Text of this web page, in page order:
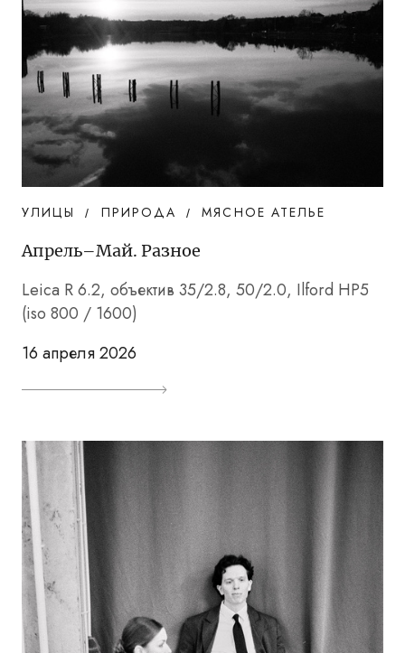
УЛИЦЫ ПРИРОДА МЯСНОЕ АТЕЛЬЕ
Апрель–Май. Разное
Leica R 6.2, объектив 35/2.8, 50/2.0, Ilford HP5
(iso 800 / 1600)
16 апреля 2026